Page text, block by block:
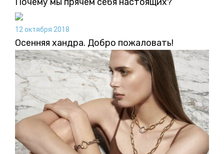
12 октября 2018
Осенняя хандра. Добро пожаловать!